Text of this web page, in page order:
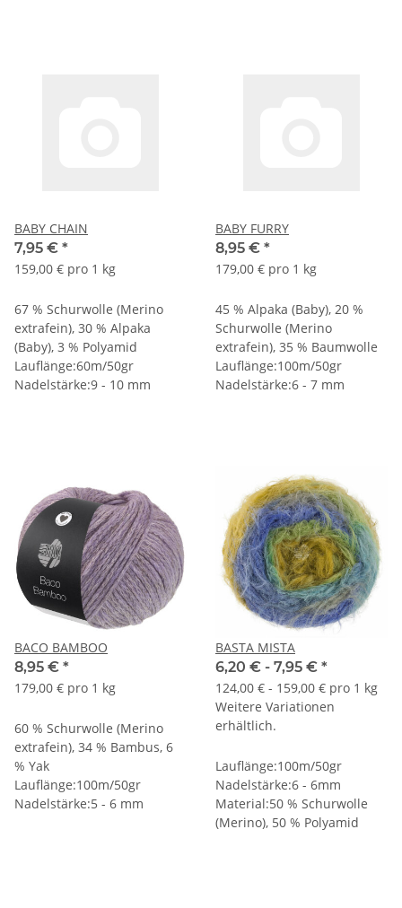
BABY CHAIN
7,95 € *
159,00 € pro 1 kg
67 % Schurwolle (Merino
extrafein), 30 % Alpaka
(Baby), 3 % Polyamid
Lauflänge:60m/50gr
Nadelstärke:9 - 10 mm
BABY FURRY
8,95 € *
179,00 € pro 1 kg
45 % Alpaka (Baby), 20 %
Schurwolle (Merino
extrafein), 35 % Baumwolle
Lauflänge:100m/50gr
Nadelstärke:6 - 7 mm
BACO BAMBOO
8,95 € *
179,00 € pro 1 kg
60 % Schurwolle (Merino
extrafein), 34 % Bambus, 6
% Yak
Lauflänge:100m/50gr
Nadelstärke:5 - 6 mm
BASTA MISTA
6,20 € - 7,95 € *
124,00 € - 159,00 € pro 1 kg
Weitere Variationen
erhältlich.
Lauflänge:100m/50gr
Nadelstärke:6 - 6mm
Material:50 % Schurwolle
(Merino), 50 % Polyamid